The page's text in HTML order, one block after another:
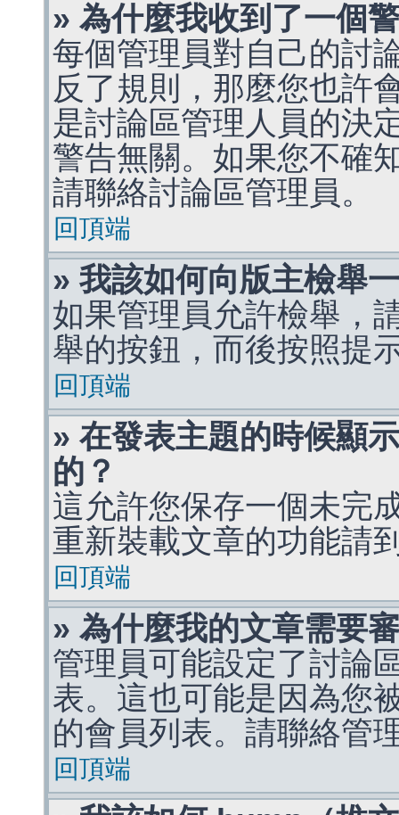
» 為什麼我收到了一個
每個管理員對自己的討
反了規則，那麼您也許
是討論區管理人員的決
警告無關。如果您不確
請聯絡討論區管理員。
回頂端
» 我該如何向版主檢舉
如果管理員允許檢舉，
舉的按鈕，而後按照提
回頂端
» 在發表主題的時候顯
的？
這允許您保存一個未完
重新裝載文章的功能請
回頂端
» 為什麼我的文章需要
管理員可能設定了討論
表。這也可能是因為您
的會員列表。請聯絡管
回頂端